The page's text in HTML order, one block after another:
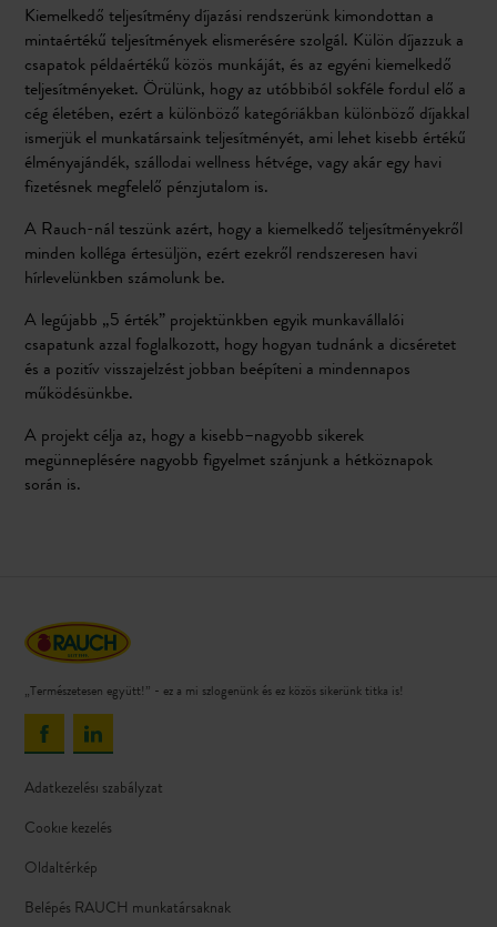
Kiemelkedő teljesítmény díjazási rendszerünk kimondottan a
mintaértékű teljesítmények elismerésére szolgál. Külön díjazzuk a
csapatok példaértékű közös munkáját, és az egyéni kiemelkedő
teljesítményeket. Örülünk, hogy az utóbbiból sokféle fordul elő a
cég életében, ezért a különböző kategóriákban különböző díjakkal
ismerjük el munkatársaink teljesítményét, ami lehet kisebb értékű
élményajándék, szállodai wellness hétvége, vagy akár egy havi
fizetésnek megfelelő pénzjutalom is.
A Rauch-nál teszünk azért, hogy a kiemelkedő teljesítményekről
minden kolléga értesüljön, ezért ezekről rendszeresen havi
hírlevelünkben számolunk be.
A legújabb „5 érték” projektünkben egyik munkavállalói
csapatunk azzal foglalkozott, hogy hogyan tudnánk a dicséretet
és a pozitív visszajelzést jobban beépíteni a mindennapos
működésünkbe.
A projekt célja az, hogy a kisebb–nagyobb sikerek
megünneplésére nagyobb figyelmet szánjunk a hétköznapok
során is.
„Természetesen együtt!” - ez a mi szlogenünk és ez közös sikerünk titka is!
Adatkezelési szabályzat
Cookie kezelés
Oldaltérkép
Belépés RAUCH munkatársaknak